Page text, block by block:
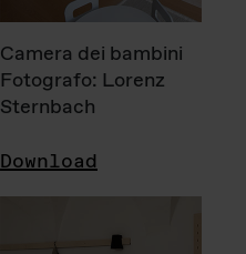
Camera dei bambini
Fotografo: Lorenz
Sternbach
Download